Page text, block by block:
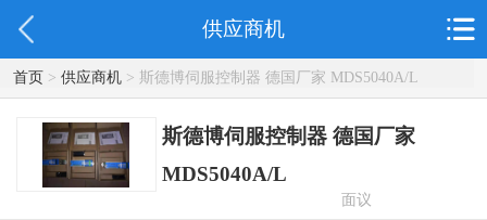
供应商机
首页> 供应商机> 斯德博伺服控制器 德国厂家 MDS5040A/L
斯德博伺服控制器 德国厂家
MDS5040A/L
面议